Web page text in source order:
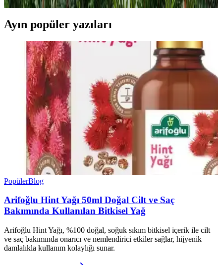
Ayın popüler yazıları
PopülerBlog
Arifoğlu Hint Yağı 50ml Doğal Cilt ve Saç
Bakımında Kullanılan Bitkisel Yağ
Arifoğlu Hint Yağı, %100 doğal, soğuk sıkım bitkisel içerik ile cilt
ve saç bakımında onarıcı ve nemlendirici etkiler sağlar, hijyenik
damlalıkla kullanım kolaylığı sunar.